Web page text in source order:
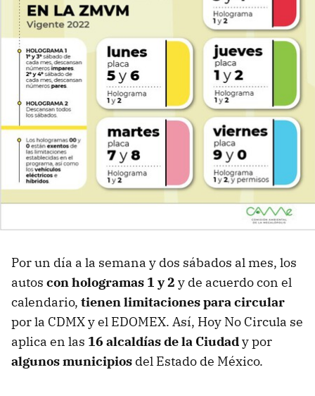
Por un día a la semana y dos sábados al mes, los
autos con hologramas 1 y 2 y de acuerdo con el
calendario, tienen limitaciones para circular
por la CDMX y el EDOMEX. Así, Hoy No Circula se
aplica en las 16 alcaldías de la Ciudady por
algunos municipios del Estado de México.